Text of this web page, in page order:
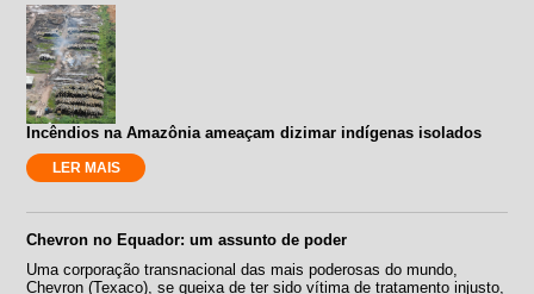
Incêndios na Amazônia ameaçam dizimar indígenas isolados
LER MAIS
Chevron no Equador: um assunto de poder
Uma corporação transnacional das mais poderosas do mundo,
Chevron (Texaco), se queixa de ter sido vítima de tratamento injusto,